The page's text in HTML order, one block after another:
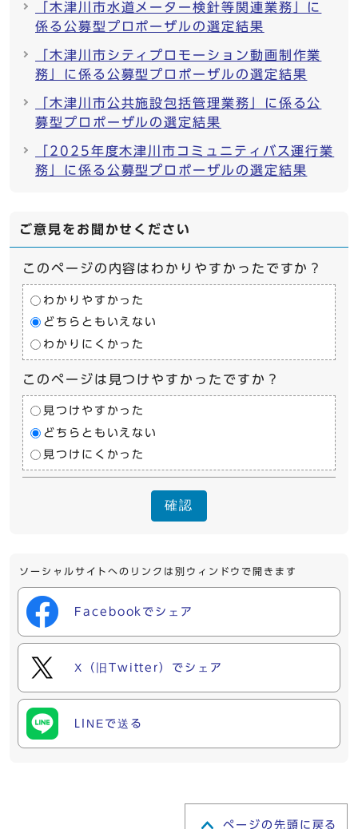
「木津川市水道メーター検針等関連業務」に
係る公募型プロポーザルの選定結果
「木津川市シティプロモーション動画制作業
務」に係る公募型プロポーザルの選定結果
「木津川市公共施設包括管理業務」に係る公
募型プロポーザルの選定結果
「2025年度木津川市コミュニティバス運行業
務」に係る公募型プロポーザルの選定結果
ご意見をお聞かせください
このページの内容はわかりやすかったですか？
わかりやすかった
どちらともいえない
わかりにくかった
このページは見つけやすかったですか？
見つけやすかった
どちらともいえない
見つけにくかった
確認
ソーシャルサイトへのリンクは別ウィンドウで開きます
Facebookでシェア
X（旧Twitter）でシェア
LINEで送る
ページの先頭に戻る